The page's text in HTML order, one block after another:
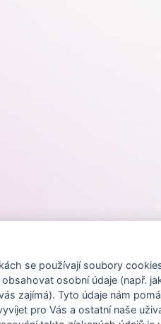
se používají soubory
osobní údaje (např.
zajímá). Tyto údaje nám
pro Vás a ostatní naše